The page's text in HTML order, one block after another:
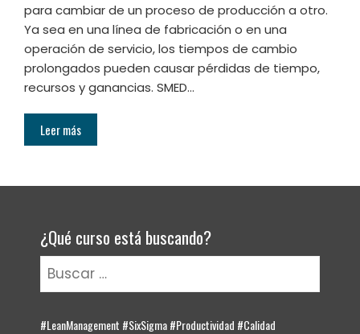
para cambiar de un proceso de producción a otro.
Ya sea en una línea de fabricación o en una
operación de servicio, los tiempos de cambio
prolongados pueden causar pérdidas de tiempo,
recursos y ganancias. SMED…
Leer más
¿Qué curso está buscando?
Buscar:
#LeanManagement #SixSigma #Productividad #Calidad